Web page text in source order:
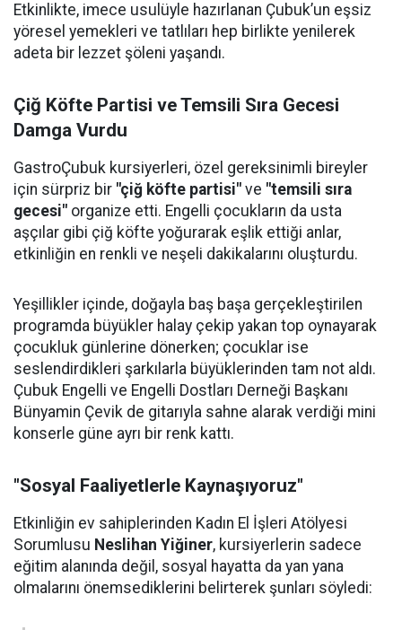
Etkinlikte, imece usulüyle hazırlanan Çubuk’un eşsiz
yöresel yemekleri ve tatlıları hep birlikte yenilerek
adeta bir lezzet şöleni yaşandı.
Çiğ Köfte Partisi ve Temsili Sıra Gecesi
Damga Vurdu
GastroÇubuk kursiyerleri, özel gereksinimli bireyler
için sürpriz bir "çiğ köfte partisi" ve "temsili sıra
gecesi" organize etti. Engelli çocukların da usta
aşçılar gibi çiğ köfte yoğurarak eşlik ettiği anlar,
etkinliğin en renkli ve neşeli dakikalarını oluşturdu.
Yeşillikler içinde, doğayla baş başa gerçekleştirilen
programda büyükler halay çekip yakan top oynayarak
çocukluk günlerine dönerken; çocuklar ise
seslendirdikleri şarkılarla büyüklerinden tam not aldı.
Çubuk Engelli ve Engelli Dostları Derneği Başkanı
Bünyamin Çevik de gitarıyla sahne alarak verdiği mini
konserle güne ayrı bir renk kattı.
"Sosyal Faaliyetlerle Kaynaşıyoruz"
Etkinliğin ev sahiplerinden Kadın El İşleri Atölyesi
Sorumlusu Neslihan Yiğiner, kursiyerlerin sadece
eğitim alanında değil, sosyal hayatta da yan yana
olmalarını önemsediklerini belirterek şunları söyledi: